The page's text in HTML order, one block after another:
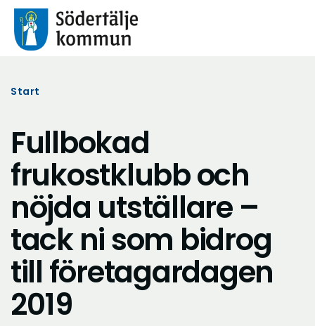
Start
Fullbokad
frukostklubb och
nöjda utställare –
tack ni som bidrog
till företagardagen
2019